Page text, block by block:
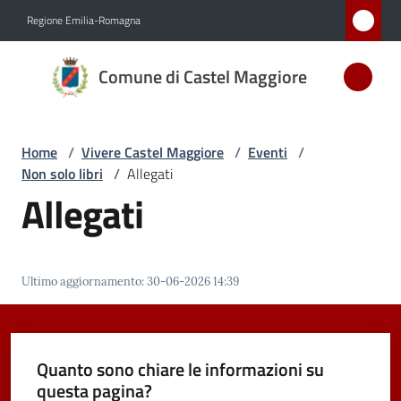
Regione Emilia-Romagna
Comune di Castel Maggiore
Comune
di Castel
D'ARGENTO
AL MERITO
Amministrazione
Novità
Servizi
Home / Vivere Castel Maggiore / Eventi /
Non solo libri / Allegati
Allegati
Ultimo aggiornamento:30-06-2026 14:39
Quanto sono chiare le informazioni su
questa pagina?